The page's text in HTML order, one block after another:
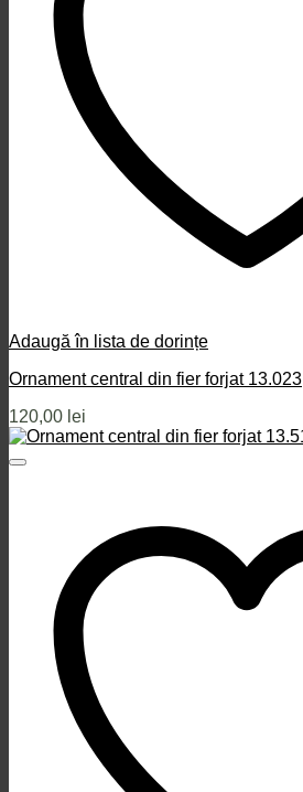
Adaugă în lista de dorințe
Ornament central din fier forjat 13.023
120,00 lei